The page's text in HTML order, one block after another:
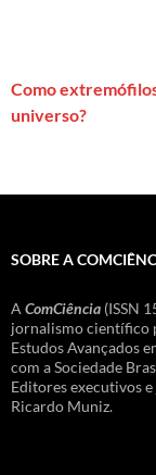
Como
universo?
SOBRE A
A ComCiência (ISSN
jornalismo científico
Estudos Avançados
com a Sociedade
Editores executivos
Ricardo Muniz.